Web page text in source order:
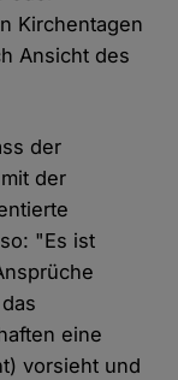
Kirchentagen
Ansicht des
der
der
"Es ist
eine
vorsieht und